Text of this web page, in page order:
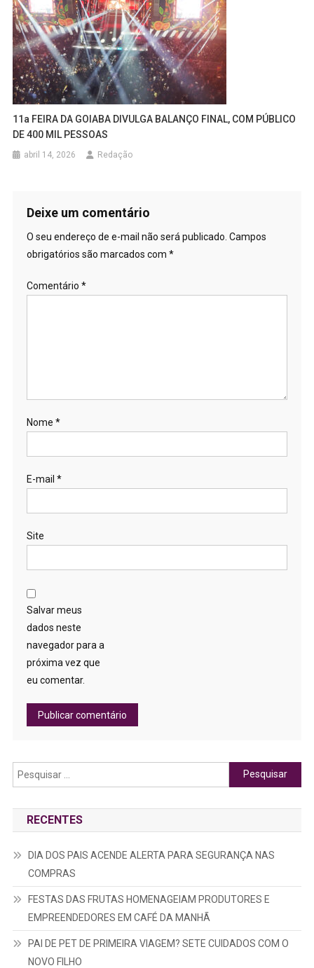
11a FEIRA DA GOIABA DIVULGA BALANÇO FINAL, COM PÚBLICO
DE 400 MIL PESSOAS
abril 14, 2026 Redação
Deixe um comentário
O seu endereço de e-mail não será publicado. Campos
obrigatórios são marcados com *
Comentário *
Nome *
E-mail *
Site
Salvar meus
dados neste
navegador para a
próxima vez que
eu comentar.
Pesquisar
por:
RECENTES
DIA DOS PAIS ACENDE ALERTA PARA SEGURANÇA NAS
COMPRAS
FESTAS DAS FRUTAS HOMENAGEIAM PRODUTORES E
EMPREENDEDORES EM CAFÉ DA MANHÃ
PAI DE PET DE PRIMEIRA VIAGEM? SETE CUIDADOS COM O
NOVO FILHO